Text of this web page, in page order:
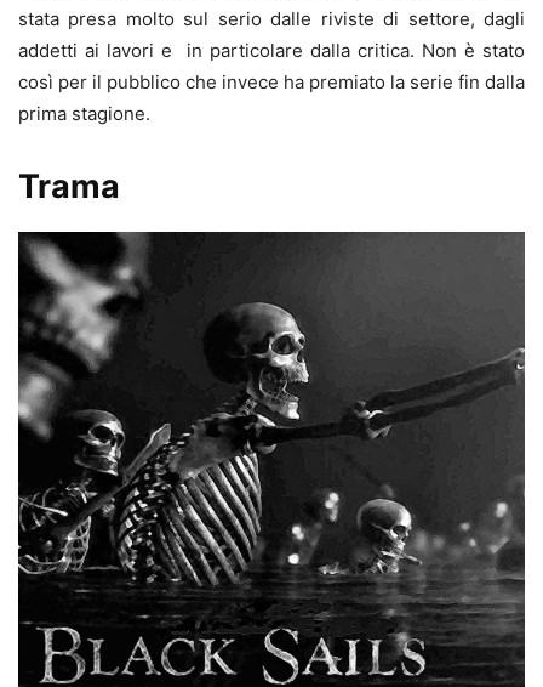
stata presa molto sul serio dalle riviste di settore, dagli
addetti ai lavori e in particolare dalla critica. Non è stato
così per il pubblico che invece ha premiato la serie fin dalla
prima stagione.
Trama